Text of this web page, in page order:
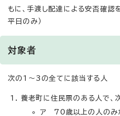
もに、手渡し配達による安否確認
平日のみ）
対象者
次の1～3の全てに該当する人
養老町に住民票のある人で、
ア 70歳以上の人のみ